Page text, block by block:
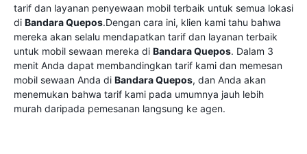
tarif dan layanan penyewaan mobil terbaik untuk semua lokasi
di Bandara Quepos.Dengan cara ini, klien kami tahu bahwa
mereka akan selalu mendapatkan tarif dan layanan terbaik
untuk mobil sewaan mereka di Bandara Quepos. Dalam 3
menit Anda dapat membandingkan tarif kami dan memesan
mobil sewaan Anda di Bandara Quepos, dan Anda akan
menemukan bahwa tarif kami pada umumnya jauh lebih
murah daripada pemesanan langsung ke agen.